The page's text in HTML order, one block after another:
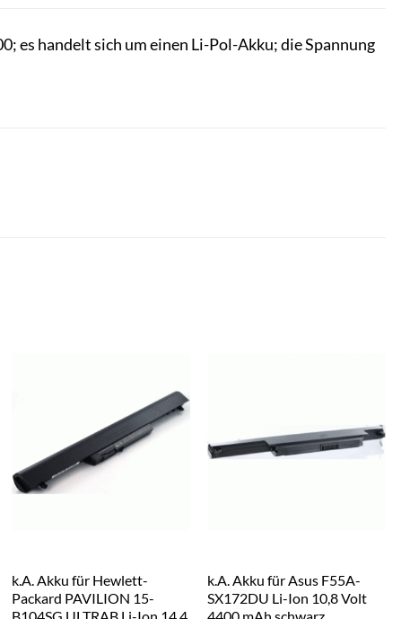
es handelt sich um einen Li-Pol-Akku; die Spannung
k.A. Akku für Hewlett-
Packard PAVILION 15-
k.A. Akku für Asus F55A-
SX172DU Li-Ion 10,8 Volt